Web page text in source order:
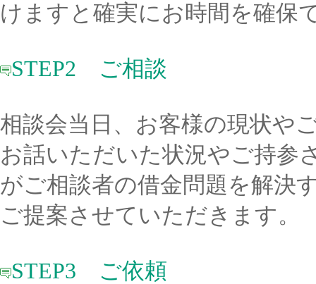
けますと確実にお時間を確保
STEP2 ご相談
相談会当日、お客様の現状や
お話いただいた状況やご持参
がご相談者の借金問題を解決
ご提案させていただきます。
STEP3 ご依頼